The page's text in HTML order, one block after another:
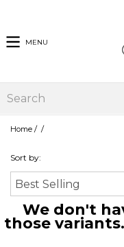
MENU
Home / /
Sort by:
We don't
those